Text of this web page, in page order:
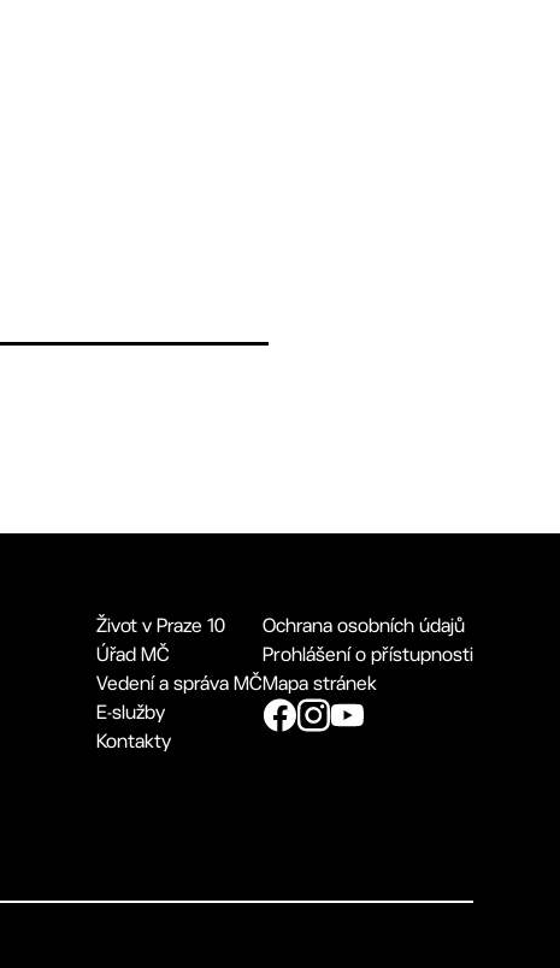
Život v Praze 10
Úřad MČ
Vedení a správa MČ
E-služby
Kontakty
Ochrana osobních údajů
Prohlášení o přístupnosti
Mapa stránek